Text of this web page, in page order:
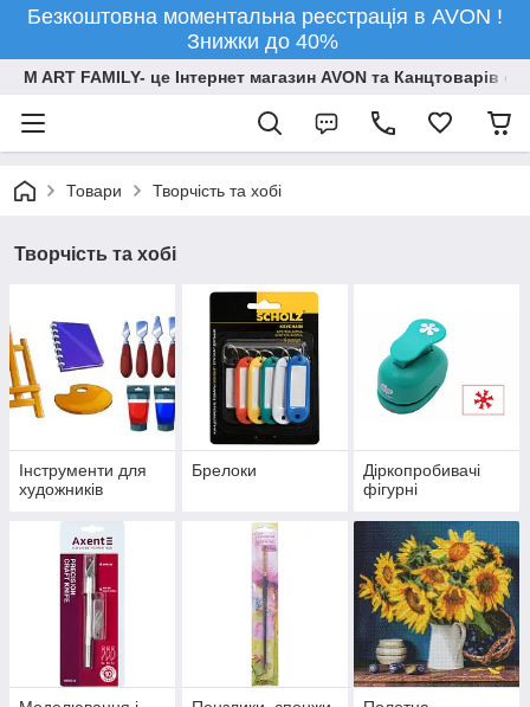
Безкоштовна моментальна реєстрація в AVON !
Знижки до 40%
M ART FAMILY- це Інтернет магазин AVON та Канцтоварів
Товари Творчiсть та хобi
Творчiсть та хобi
Інструменти для
художників
Брелоки
Діркопробивачі
фігурні